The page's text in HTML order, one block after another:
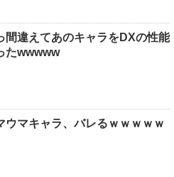
間違えてあのキャラをDXの性能
たwwwww
ウマキャラ、バレるｗｗｗｗｗ